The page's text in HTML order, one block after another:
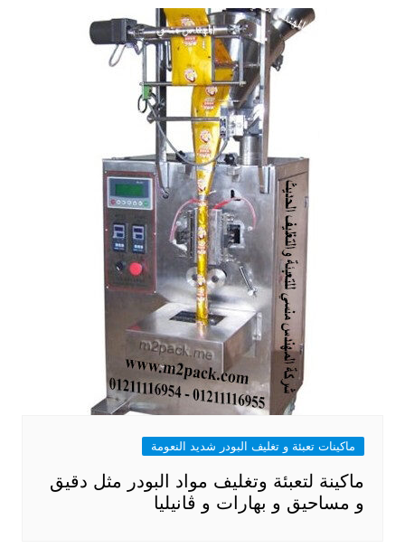
ماكينات تعبئة و تغليف البودر شديد النعومة
ماكينة لتعبئة وتغليف مواد البودر مثل دقيق
و مساحيق و بهارات و ڤانيليا